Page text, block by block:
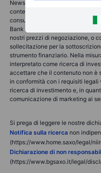
News & Research non contiene
contenente) consulenza
consulenza di qualsiasi tipo
Bank Group e non deve essere
nostri prezzi di negoziazione, o
sollecitazione per la
strumento finanziario. Nella
interpretato come ricerca di
accettare che il contenuto non è
in conformità con i requisiti
ricerca di investimento e, in
comunicazione di marketing ai
Si prega di leggere le nostre
Notifica sulla ricerca non
(https://www.home.saxo/legal/
Dichiarazione di non
(https://www.bgsaxo.it/legal/